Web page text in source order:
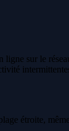
sur le
étroite,